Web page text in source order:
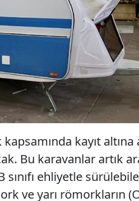
kayıt altına
Bu karavanlar artık
sınıfı ehliyetle
ve yarı römorkların